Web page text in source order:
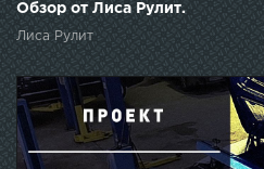
Обзор от Лиса Рулит.
Лиса Рулит